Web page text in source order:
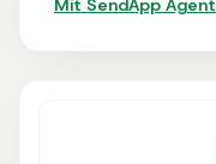
Mit SendApp Agent